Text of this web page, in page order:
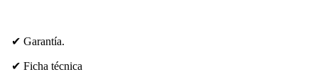
✔ Garantía.
✔ Ficha técnica